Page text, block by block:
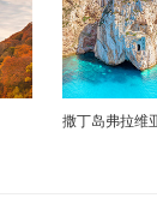
撒丁岛弗拉维